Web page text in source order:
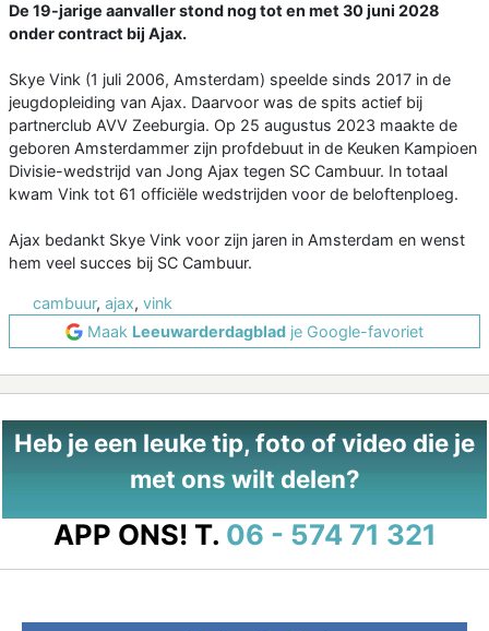
De 19-jarige aanvaller stond nog tot en met 30 juni 2028
onder contract bij Ajax.
Skye Vink (1 juli 2006, Amsterdam) speelde sinds 2017 in de
jeugdopleiding van Ajax. Daarvoor was de spits actief bij
partnerclub AVV Zeeburgia. Op 25 augustus 2023 maakte de
geboren Amsterdammer zijn profdebuut in de Keuken Kampioen
Divisie-wedstrijd van Jong Ajax tegen SC Cambuur. In totaal
kwam Vink tot 61 officiële wedstrijden voor de beloftenploeg.
Ajax bedankt Skye Vink voor zijn jaren in Amsterdam en wenst
hem veel succes bij SC Cambuur.
cambuur, ajax, vink
Maak Leeuwarderdagblad je Google-favoriet
Heb je een leuke tip, foto of video die je
met ons wilt delen?
APP ONS! T. 06 - 574 71 321